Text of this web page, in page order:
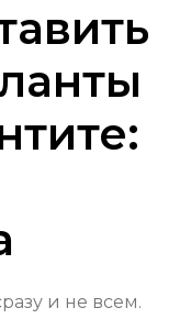
и не всем.